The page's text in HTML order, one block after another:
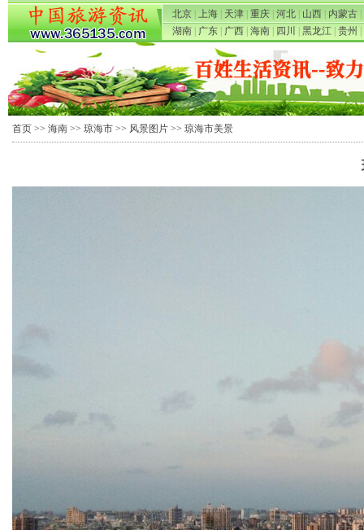
北京 上海 天津 重庆 河北 山西 内蒙古
湖南
广东 广西 海南 四川 黑龙江 贵州
首页 >> 海南 >> 琼海市 >> 风景图片 >> 琼海市美景